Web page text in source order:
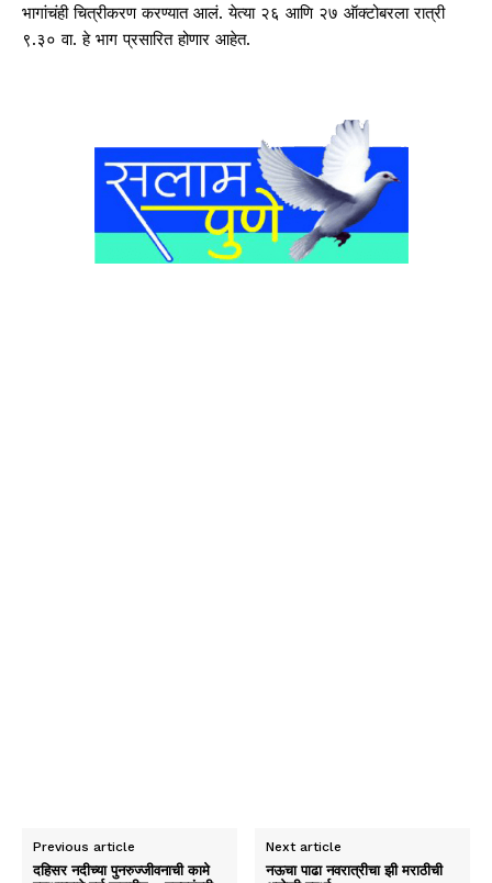
भागांचंही चित्रीकरण करण्यात आलं. येत्या २६ आणि २७ ऑक्टोबरला रात्री
९.३० वा. हे भाग प्रसारित होणार आहेत.
Previous article
दहिसर नदीच्या पुनरुज्जीवनाची कामे
Next article
नऊचा पाढा नवरात्रीचा झी मराठीची